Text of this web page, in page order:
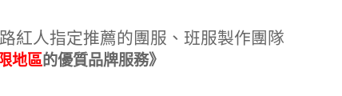
紅人指定推薦的團服、班服製作團隊
地區的優質品牌服務》